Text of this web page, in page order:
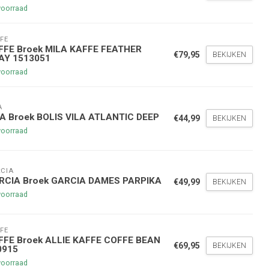
Broek MILA KAFFE FEATHER
1513051
€79,95 BEKIJKEN
Broek BOLIS VILA ATLANTIC DEEP €44,99 BEKIJKEN
Broek GARCIA DAMES PARPIKA €49,99 BEKIJKEN
Broek ALLIE KAFFE COFFE BEAN
€69,95 BEKIJKEN
bestelling
van €45,00